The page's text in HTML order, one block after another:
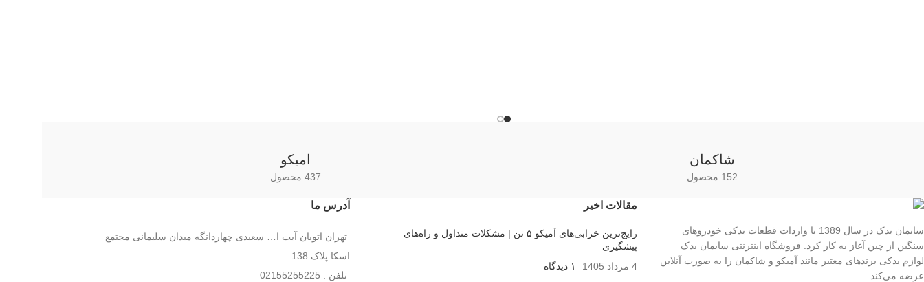
شاکمان
152 محصول
امیکو
437 محصول
سایمان یدک در سال 1389 با واردات قطعات یدکی خودروهای
سنگین از چین آغاز به کار کرد. فروشگاه اینترنتی سایمان یدک
لوازم یدکی برندهای معتبر مانند آمیکو و شاکمان را به صورت آنلاین
عرضه می‌کند.
مقالات اخیر
رایج‌ترین خرابی‌های آمیکو ۵ تن | مشکلات متداول و راه‌های
پیشگیری
4 مرداد 1405
۱ دیدگاه
آدرس ما
تهران اتوبان آیت ا… سعیدی چهاردانگه میدان سلیمانی مجتمع
اسکا پلاک 138
تلفن : 02155255225